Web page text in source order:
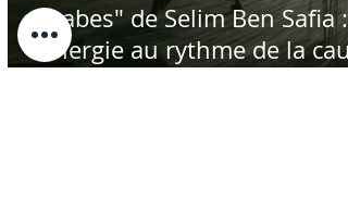
"Labes" de Selim Ben Safia :
énergie au rythme de la